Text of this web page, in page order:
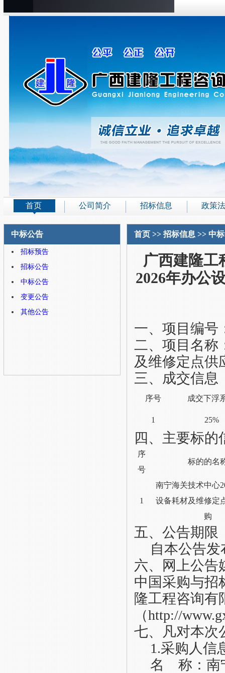
首页 公司简介 招标信息 政策
中标公告
招标预告
招标公告
中标公告
变更公告
其他公告
首页 >>招标信息 >> 中
广西建隆工
2026年办公
一、项目编号
二、项目名称
及维修定点供
三、成交信息
序号 成交下浮
1 25%
四、 主要标的
序
号
标的的名
1
南宁海关技术中心
设备耗材及维修定
购
五、公告期限
自本公告
六、
网上公告
中国采购与招
隆工程咨询有
（http://
七、
凡对本次
1.采购人信
名
称：南